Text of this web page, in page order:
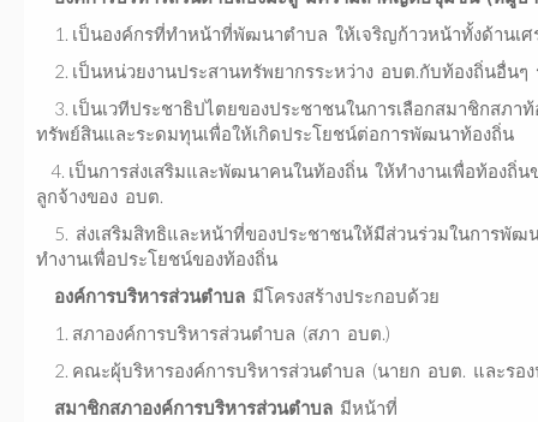
1. เป็นองค์กรที่ทำหน้าที่พัฒนาตำบล ให้เจริญก้าวหน้าทั้งด้านเ
2. เป็นหน่วยงานประสานทรัพยากรระหว่าง อบต.กับท้องถิ่นอื่น
3. เป็นเวทีประชาธิปไตยของประชาชนในการเลือกสมาชิกสภ
ทรัพย์สินและระดมทุนเพื่อให้เกิดประโยชน์ต่อการพัฒนาท้องถิ่น
4. เป็นการส่งเสริมและพัฒนาคนในท้องถิ่น ให้ทำงานเพื่อท้องถิ่
ลูกจ้างของ อบต.
5. ส่งเสริมสิทธิและหน้าที่ของประชาชนให้มีส่วนร่วมในการพั
ทำงานเพื่อประโยชน์ของท้องถิ่น
องค์การบริหารส่วนตำบล มีโครงสร้างประกอบด้วย
1. สภาองค์การบริหารส่วนตำบล (สภา อบต.)
2. คณะผุ้บริหารองค์การบริหารส่วนตำบล (นายก อบต. และรอ
สมาชิกสภาองค์การบริหารส่วนตำบล มีหน้าที่